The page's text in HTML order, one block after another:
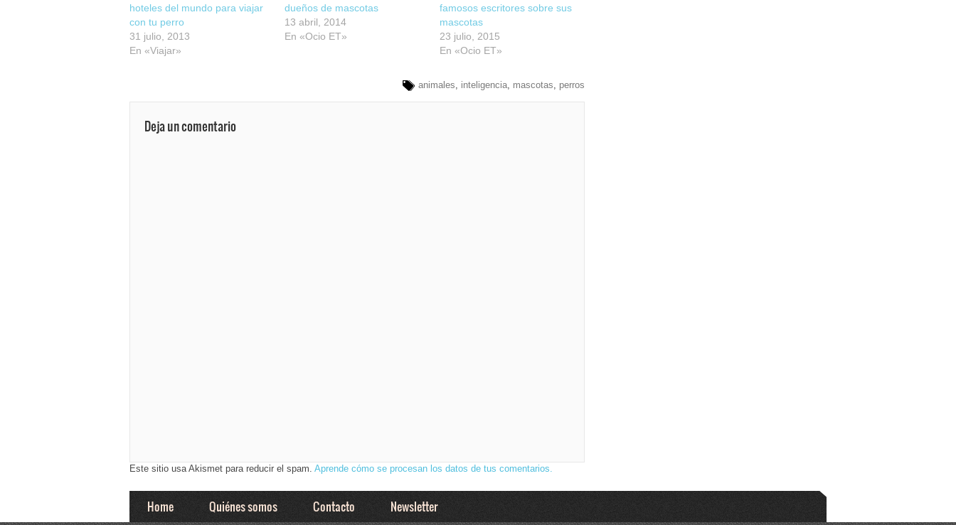
hoteles del mundo para viajar
con tu perro
31 julio, 2013
En «Viajar»
dueños de mascotas
13 abril, 2014
En «Ocio ET»
famosos escritores sobre sus
mascotas
23 julio, 2015
En «Ocio ET»
animales inteligencia mascotas perros
Deja un comentario
Este sitio usa Akismet para reducir el spam. Aprende cómo se procesan los datos de tus comentarios.
Home Quiénes somos Contacto Newsletter